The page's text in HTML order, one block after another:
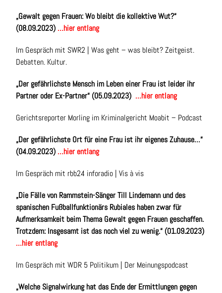
„Gewalt gegen Frauen: Wo bleibt die kollektive Wut?“
(08.09.2023) …hier entlang
Im Gespräch mit SWR2 | Was geht – was bleibt? Zeitgeist.
Debatten. Kultur.
„Der gefährlichste Mensch im Leben einer Frau ist leider ihr
Partner oder Ex-Partner“ (05.09.2023) …hier entlang
Gerichtsreporter Morling im Kriminalgericht Moabit – Podcast
„Der gefährlichste Ort für eine Frau ist ihr eigenes Zuhause…“
(04.09.2023) …hier entlang
Im Gespräch mit rbb24 inforadio | Vis à vis
„Die Fälle von Rammstein-Sänger Till Lindemann und des
spanischen Fußballfunktionärs Rubiales haben zwar für
Aufmerksamkeit beim Thema Gewalt gegen Frauen geschaffen.
Trotzdem: Insgesamt ist das noch viel zu wenig.“ (01.09.2023)
…hier entlang
Im Gespräch mit WDR 5 Politikum | Der Meinungspodcast
„Welche Signalwirkung hat das Ende der Ermittlungen gegen